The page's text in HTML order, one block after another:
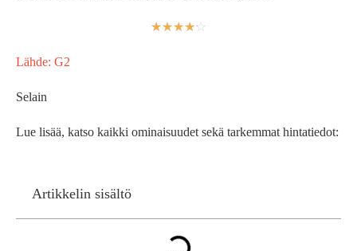
Artikkelin sisältö
☆☆☆☆☆
Lähde: G2
Selain
Lue lisää, katso kaikki ominaisuudet sekä tarkemmat hintatiedot: